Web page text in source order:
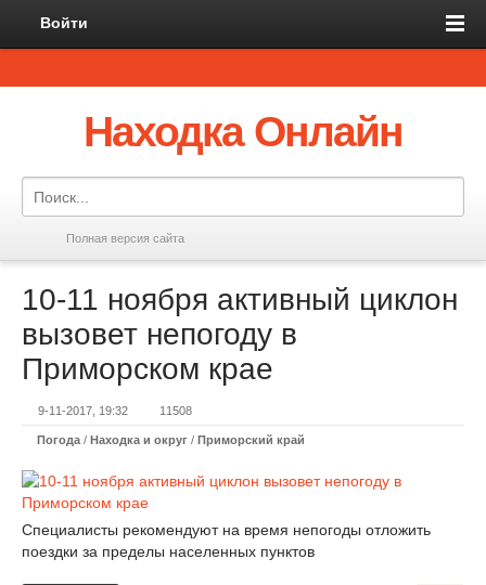
Войти
Находка Онлайн
Полная версия сайта
10-11 ноября активный циклон
вызовет непогоду в
Приморском крае
9-11-2017, 19:32 11508
Погода / Находка и округ / Приморский край
Специалисты рекомендуют на время непогоды отложить
поездки за пределы населенных пунктов